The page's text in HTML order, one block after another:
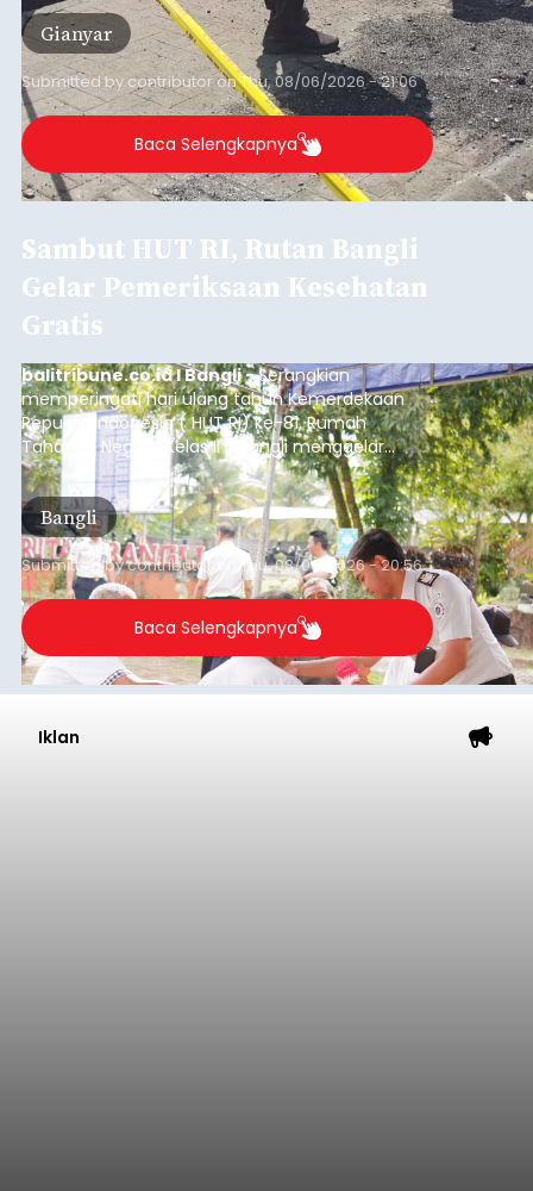
Gianyar
Submitted by contributoronThu, 08/06/2026 - 21:06
Baca Selengkapnya
Sambut HUT RI, Rutan Bangli
Gelar Pemeriksaan Kesehatan
Gratis
balitribune.co.id I Bangli -Serangkian
memperingati hari ulang tahun Kemerdekaan
Republik Indonesia ( HUT RI) ke-81, Rumah
Tahanan Negara Kelas II B Bangli menggelar
kegiatan pemeriksaan kesehatan gratis, Rabu
(6/8/2026).
Bangli
Submitted bycontributor Thu, 08/06/2026 - 20:56
Baca Selengkapnya
Iklan